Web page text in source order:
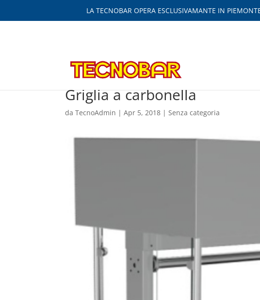
LA TECNOBAR OPERA ESCLUSIVAMANTE IN
Griglia a carbonella
daTecnoAdmin |Apr 5, 2018 |Senza categoria